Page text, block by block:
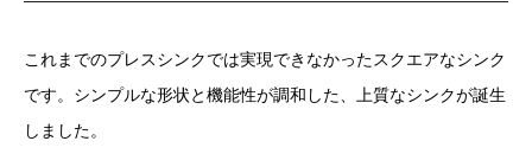
これまでのプレスシンクでは実現できなかったスクエアなシンク
です。シンプルな形状と機能性が調和した、上質なシンクが誕生
しました。